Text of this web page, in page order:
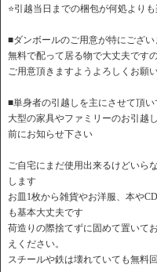
⭐️引越当日までの梱包が何処より
■ダンボールのご用意が特にござ
無料で配って居る物で大丈夫です
ご用意頂きますようよろしくお願
■単身者の引越しを主にさせて頂
大型の家具やファミリーのお引越
前にお知らせ下さい
ご自宅にまだ使用出来るけどいら
します
お皿1枚から雑貨やお洋服、本や
も基本大丈夫です
荷造りの際捨てずに固めて置いて
えください。
スチールや鉄は壊れていても無料